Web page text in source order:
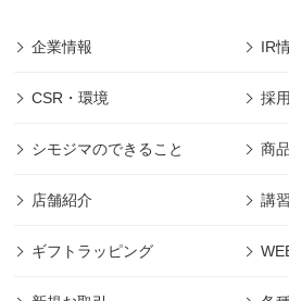
企業情報 IR
CSR・環境 採
シモジマのできること 商
店舗紹介 講
ギフトラッピング